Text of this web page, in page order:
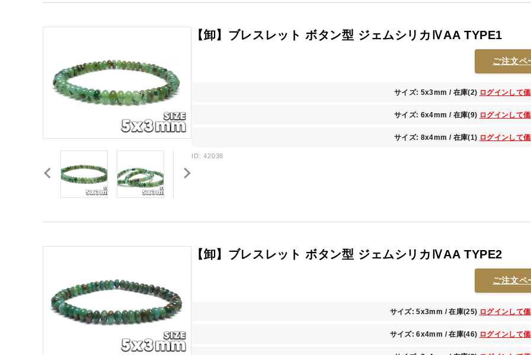
【卸】ブレスレット ボタン型 ジェムシリカⅣAA TYPE1
ご注文ペ
サイズ: 5x3mm / 在庫(2) ログインして
サイズ: 6x4mm / 在庫(9) ログインして
サイズ: 8x4mm / 在庫(1) ログインして
ID: 42038
【卸】ブレスレット ボタン型 ジェムシリカⅣAA TYPE2
ご注文ペ
サイズ: 5x3mm / 在庫(25) ログインして
サイズ: 6x4mm / 在庫(46) ログインして